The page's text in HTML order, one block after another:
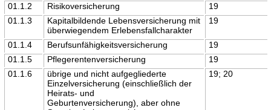
01.1.2 Risikoversicherung
19
01.1.3
Kapitalbildende Lebensversicherung mit
überwiegendem Erlebensfallcharakter
19
01.1.4 Berufsunfähigkeitsversicherung
19
01.1.5
Pflegerentenversicherung
19
01.1.6
übrige und nicht aufgegliederte
Einzelversicherung (einschließlich der
Heirats- und
Geburtenversicherung), aber ohne
19; 20